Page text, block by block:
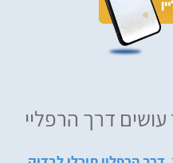
עושים דרך הרפליי